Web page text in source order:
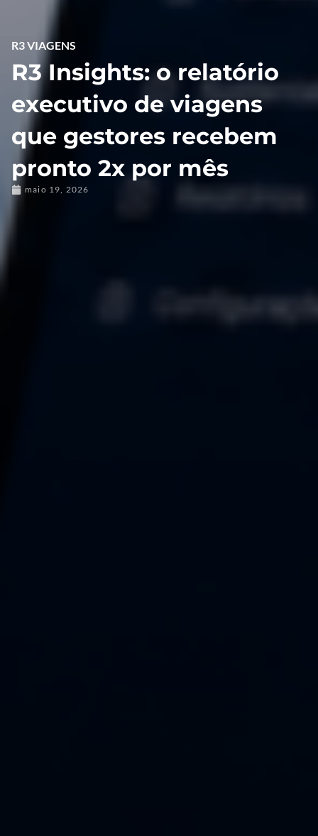
R3 VIAGENS
R3 Insights: o relatório
executivo de viagens
que gestores recebem
pronto 2x por mês
maio 19, 2026